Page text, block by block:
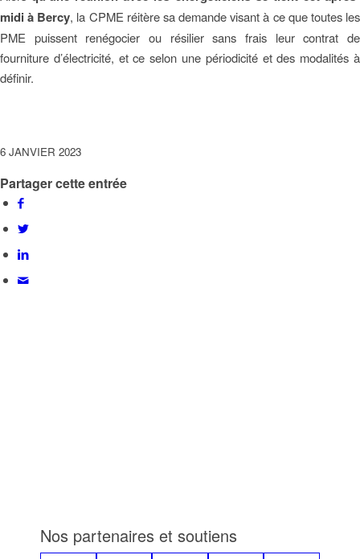
midi à Bercy, la CPME réitère sa demande visant à ce que toutes les
PME puissent renégocier ou résilier sans frais leur contrat de
fourniture d’électricité, et ce selon une périodicité et des modalités à
définir.
6 JANVIER 2023
Partager cette entrée
Nos partenaires et soutiens